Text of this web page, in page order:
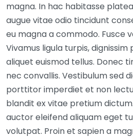
magna. In hac habitasse
augue vitae odio tincidunt
eu magna a commodo. Fusce
Vivamus ligula turpis,
aliquet euismod tellus. Donec
nec convallis. Vestibulum sed
porttitor imperdiet et non
blandit ex vitae pretium
auctor eleifend aliquam eget
volutpat. Proin et sapien a